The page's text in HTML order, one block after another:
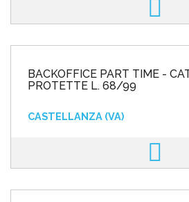
BACKOFFICE PART TIME -
PROTETTE L. 68/99
CASTELLANZA (VA)